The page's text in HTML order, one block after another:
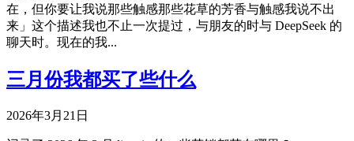
在，但你要让我说那些触感那些花草的芳香与触感我说不出
来」这个描述我也不止一次提过，与朋友的时与 DeepSeek 的
聊天时。现在的我...
三月份我都买了些什么
2026年3月21日